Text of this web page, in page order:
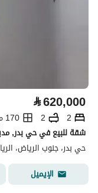
⃁620,000
2
2
170 م2
شقة للبيع في حي بدر,
حي بدر، جنوب الرياض،
الإيميل